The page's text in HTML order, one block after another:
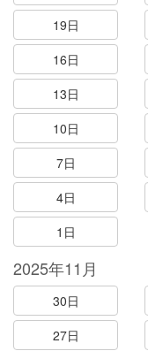
19日
16日
13日
10日
7日
4日
1日
2025年11月
30日
27日